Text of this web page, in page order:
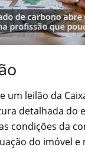
um leilão da
detalhada do
condições da
do imóvel e